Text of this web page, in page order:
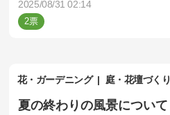
2025/08/31 02:14
2
花・ガーデニング 庭・花壇づくり
夏の終わりの風景について